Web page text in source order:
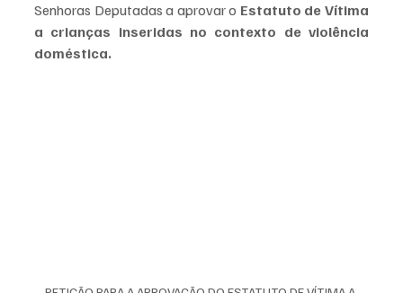
Senhoras Deputadas a aprovar o Estatuto de Vítima
a crianças inseridas no contexto de violência
doméstica.